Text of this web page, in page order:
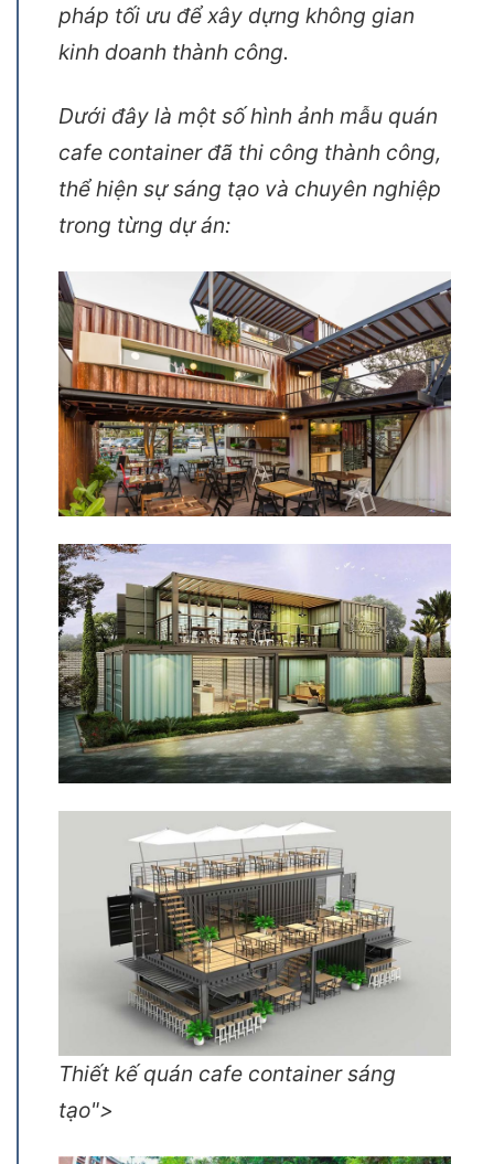
pháp tối ưu để xây dựng không gian
kinh doanh thành công.
Dưới đây là một số hình ảnh mẫu quán
cafe container đã thi công thành công,
thể hiện sự sáng tạo và chuyên nghiệp
trong từng dự án:
Thiết kế quán cafe container sáng
tạo">